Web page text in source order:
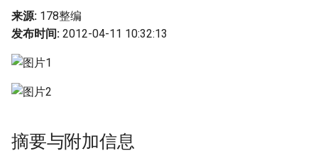
l
i
z
i
g
来源: 178整编
发布时间: 2012-04-11 10:32:13
摘要与附加信息